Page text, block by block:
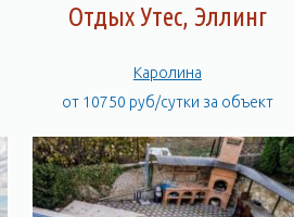
Отдых Утес, Эллинг
Каролина
от 10750 руб/сутки за объект